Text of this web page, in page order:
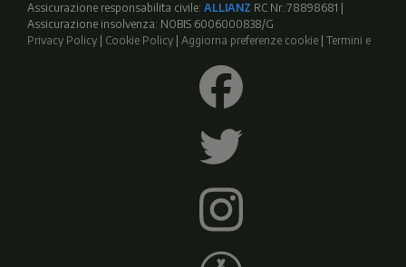
Assicurazione responsabilita civile: ALLIANZ RC Nr.:78898681 |
Assicurazione insolvenza: NOBIS 6006000838/G
Privacy Policy
Cookie Policy Aggiorna preferenze cookie Termini e